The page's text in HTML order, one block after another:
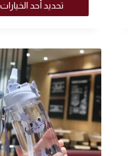
تحديد أحد الخيارات